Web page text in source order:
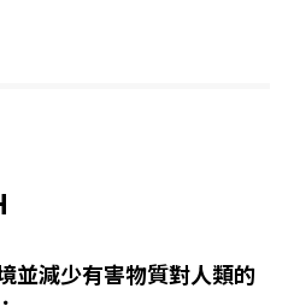
並減少有害物質對人類的